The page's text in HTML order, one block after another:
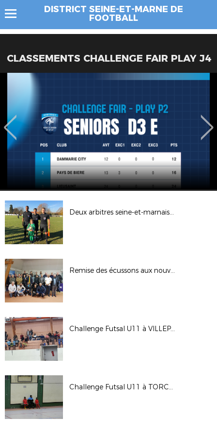
DISTRICT SEINE-ET-MARNE DE
FOOTBALL
CLASSEMENTS CHALLENGE FAIR PLAY J4
Deux arbitres seine-et-marnais réunis dans le Nord
Remise des écussons aux nouveaux arbitres
Challenge Futsal U11 à VILLEPARISIS du 04 novembre 2018
Challenge Futsal U11 à TORCY du 03 novembre 2018